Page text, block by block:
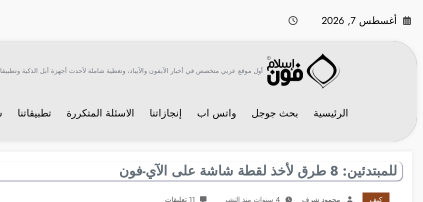
أغسطس 7, 2026
أول موقع عربي متخصص في أخبار الآيفون والآيباد، وتغطية شاملة لأحدث أجهزة أبل الذكية
الرئيسية بحث جوجل واتس اب إنجازاتنا الاسئلة المتكررة تطبيقاتنا
للمبتدئين: 8 طرق لأخذ لقطة شاشة على الآي-فون
كيف محمود شرف 4 سنوات منذ النشر 11 تعليقات